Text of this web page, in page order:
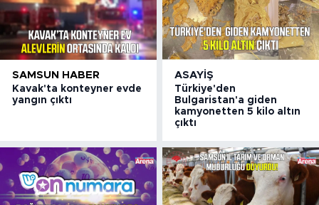
SAMSUN HABER
Kavak'ta konteyner evde
yangın çıktı
ASAYIŞ
Türkiye'den
Bulgaristan'a giden
kamyonetten 5 kilo altın
çıktı